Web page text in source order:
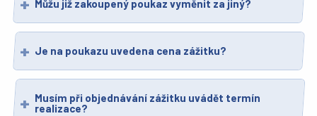
Můžu již zakoupený poukaz vyměnit za jiný?
Je na poukazu uvedena cena zážitku?
Musím při objednávání zážitku uvádět termín
realizace?